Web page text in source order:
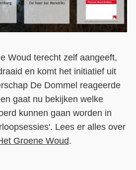
Woud terecht zelf aangeeft,
en komt het initiatief uit
De Dommel reageerde
gaat nu bekijken welke
kunnen gaan worden in
Lees er alles over
Groene Woud.